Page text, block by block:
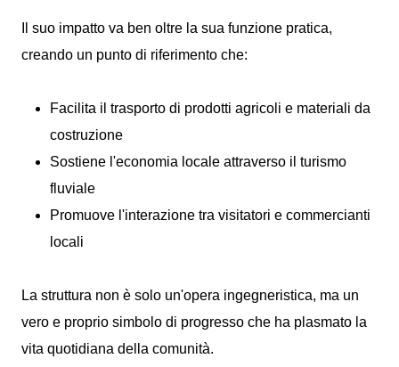
Il suo impatto va ben oltre la sua funzione pratica,
creando un punto di riferimento che:
Facilita il trasporto di prodotti agricoli e materiali da
costruzione
Sostiene l'economia locale attraverso il turismo
fluviale
Promuove l'interazione tra visitatori e commercianti
locali
La struttura non è solo un'opera ingegneristica, ma un
vero e proprio simbolo di progresso che ha plasmato la
vita quotidiana della comunità.